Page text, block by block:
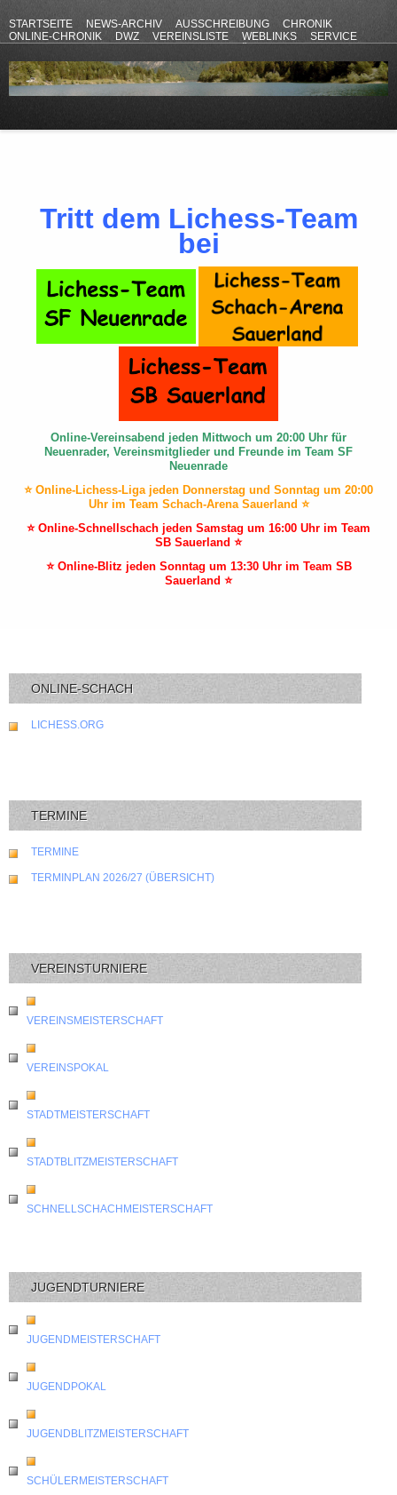
STARTSEITE NEWS-ARCHIV AUSSCHREIBUNG
CHRONIK
ONLINE-CHRONIK
DWZ VEREINSLISTE WEBLINKS
SERVICE
Tritt dem Lichess-Team
bei
Online-Vereinsabend jeden Mittwoch um 20:00 Uhr für
Neuenrader, Vereinsmitglieder und Freunde im Team SF
Neuenrade
⭐ Online-Lichess-Liga jeden Donnerstag und Sonntag um 20:00
Uhr im Team Schach-Arena Sauerland ⭐
⭐ Online-Schnellschach jeden Samstag um 16:00 Uhr im Team
SB Sauerland ⭐
⭐ Online-Blitz jeden Sonntag um 13:30 Uhr im Team SB
Sauerland ⭐
ONLINE-SCHACH
LICHESS.ORG
TERMINE
TERMINE
TERMINPLAN 2026/27 (ÜBERSICHT)
VEREINSTURNIERE
VEREINSMEISTERSCHAFT
VEREINSPOKAL
STADTMEISTERSCHAFT
STADTBLITZMEISTERSCHAFT
SCHNELLSCHACHMEISTERSCHAFT
JUGENDTURNIERE
JUGENDMEISTERSCHAFT
JUGENDPOKAL
JUGENDBLITZMEISTERSCHAFT
SCHÜLERMEISTERSCHAFT